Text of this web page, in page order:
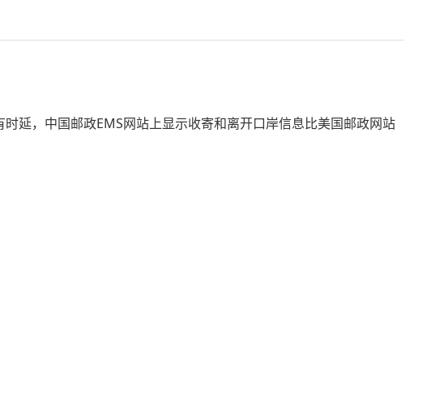
延，中国邮政EMS网站上显示收寄和离开口岸信息比美国邮政网站